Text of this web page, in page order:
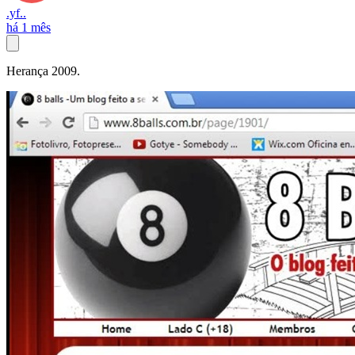
.yf..
há 1 mês
Herança 2009.